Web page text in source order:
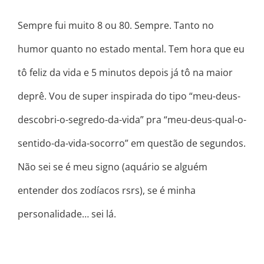
Sempre fui muito 8 ou 80. Sempre. Tanto no
humor quanto no estado mental. Tem hora que eu
tô feliz da vida e 5 minutos depois já tô na maior
deprê. Vou de super inspirada do tipo “meu-deus-
descobri-o-segredo-da-vida” pra “meu-deus-qual-o-
sentido-da-vida-socorro” em questão de segundos.
Não sei se é meu signo (aquário se alguém
entender dos zodíacos rsrs), se é minha
personalidade… sei lá.